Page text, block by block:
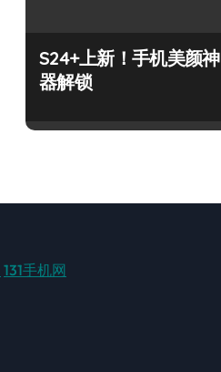
S24+上新！手机美颜神
器解锁
131手机网